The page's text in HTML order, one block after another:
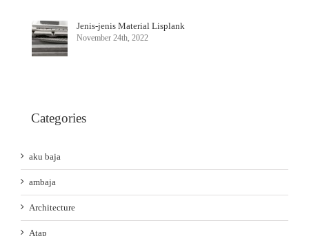
Jenis-jenis Material Lisplank
November 24th, 2022
Categories
aku baja
ambaja
Architecture
Atap